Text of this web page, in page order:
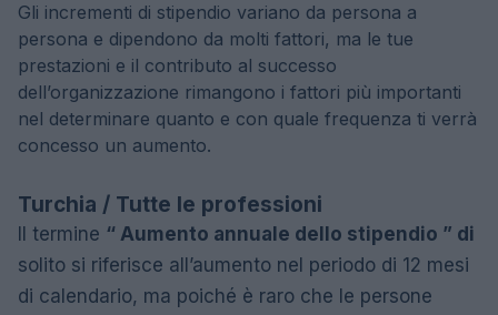
Gli incrementi di stipendio variano da persona a
persona e dipendono da molti fattori, ma le tue
prestazioni e il contributo al successo
dell’organizzazione rimangono i fattori più importanti
nel determinare quanto e con quale frequenza ti verrà
concesso un aumento.
Turchia / Tutte le professioni
Il termine “ Aumento annuale dello stipendio ” di
solito si riferisce all’aumento nel periodo di 12 mesi
di calendario, ma poiché è raro che le persone